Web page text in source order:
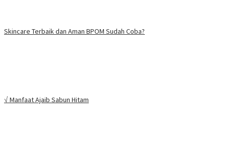
Skincare Terbaik dan Aman BPOM Sudah Coba?
√ Manfaat Ajaib Sabun Hitam